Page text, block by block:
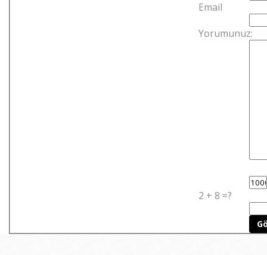
Email
Yorumunuz:
2 + 8 =?